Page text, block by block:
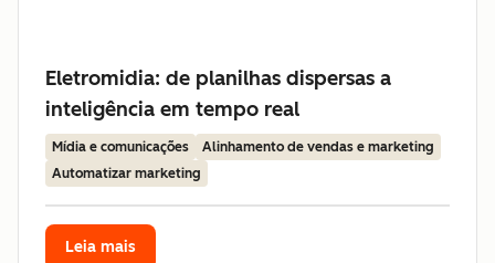
Eletromidia: de planilhas dispersas a
inteligência em tempo real
Mídia e comunicações
Alinhamento de vendas e marketing
Automatizar marketing
Leia mais